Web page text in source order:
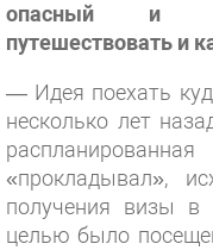
опасный и
путешествовать и
— Идея поехать
несколько лет
«прокладывал»,
получения визы в
целью было